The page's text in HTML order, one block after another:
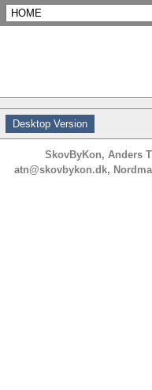
Desktop Version
SkovByKon, Anders
atn@skovbykon.dk,